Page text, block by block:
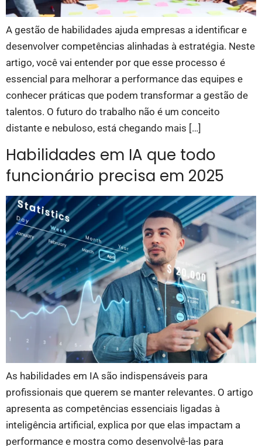
A gestão de habilidades ajuda empresas a identificar e
desenvolver competências alinhadas à estratégia. Neste
artigo, você vai entender por que esse processo é
essencial para melhorar a performance das equipes e
conhecer práticas que podem transformar a gestão de
talentos. O futuro do trabalho não é um conceito
distante e nebuloso, está chegando mais […]
Habilidades em IA que todo
funcionário precisa em 2025
As habilidades em IA são indispensáveis para
profissionais que querem se manter relevantes. O artigo
apresenta as competências essenciais ligadas à
inteligência artificial, explica por que elas impactam a
performance e mostra como desenvolvê-las para